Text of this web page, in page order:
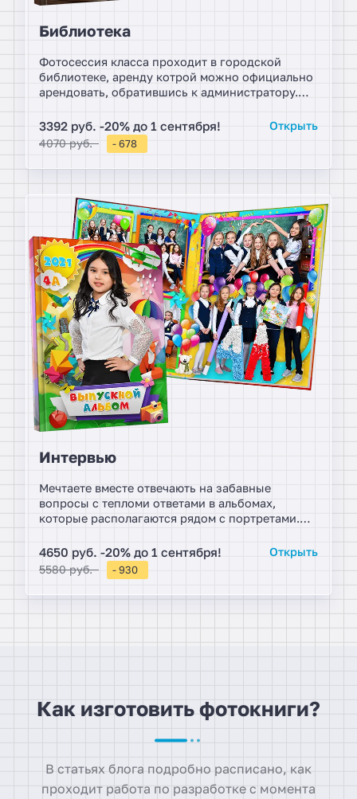
Библиотека
Фотосессия класса проходит в городской
библиотеке, аренду котрой можно официально
арендовать, обратившись к администратору.
организуйте в ней постановочную фотосессию.
Условие для альбома, дети фотографируются в
классическом стиле. Фотоальбомы в винтажном
стиле.
3392 руб. -20% до 1 сентября!
4070 руб. - 678
Открыть
Интервью
Мечтаете вместе отвечають на забавные
вопросы с тепломи ответами в альбомах,
которые располагаются рядом с портретами.
эксклюзив студии, дизайн для веселой
компании. Сделайте свой выпускной ярче,
подготовьте реквизит для фотосессии: цветы,
предметы хобби, воздушные шары и т.д.
4650 руб. -20% до 1 сентября!
5580 руб. - 930
Открыть
Как изготовить фотокниги?
В статьях блога подробно расписано, как
проходит работа по разработке с момента